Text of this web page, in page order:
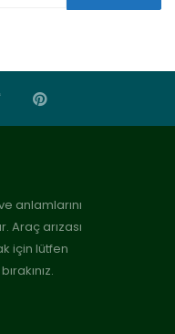
anlamlarını
Araç arızası
için lütfen